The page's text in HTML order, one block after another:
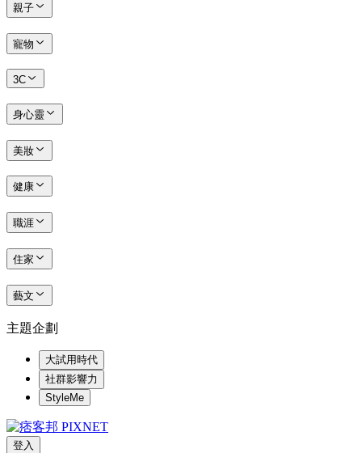
親子
寵物
3C
身心靈
美妝
健康
職涯
住家
藝文
主題企劃
大試用時代
社群影響力
StyleMe
登入